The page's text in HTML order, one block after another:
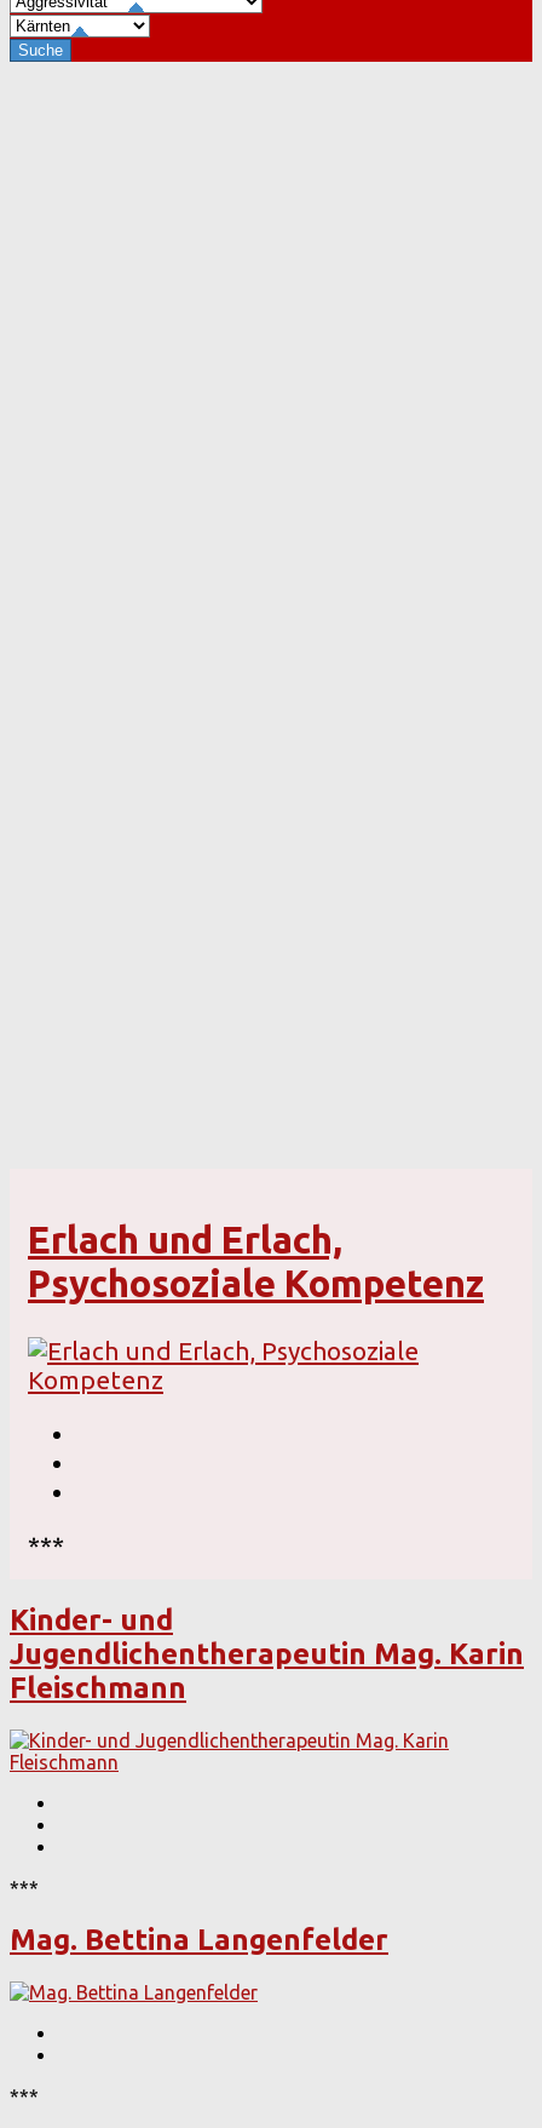
Erlach und Erlach,
Psychosoziale Kompetenz
***
Kinder- und
Jugendlichentherapeutin Mag. Karin
Fleischmann
***
Mag. Bettina Langenfelder
***